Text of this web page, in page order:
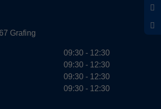
Grafing
09:30 - 12:30
09:30 - 12:30
09:30 - 12:30
09:30 - 12:30